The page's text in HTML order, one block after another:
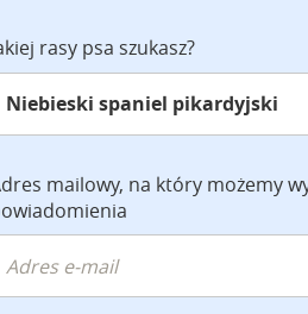
rasy psa szukasz?
mailowy, na który możemy